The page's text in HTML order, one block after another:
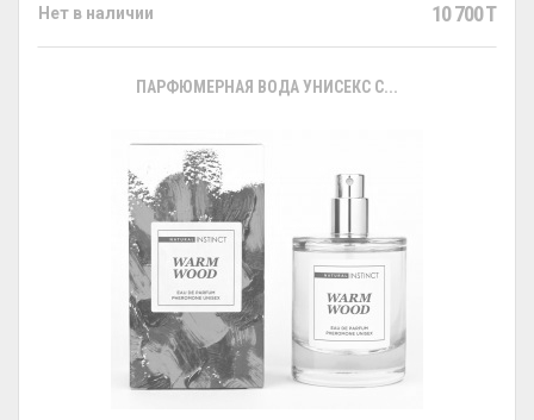
Нет в наличии 10 700 T
ПАРФЮМЕРНАЯ ВОДА УНИСЕКС С...